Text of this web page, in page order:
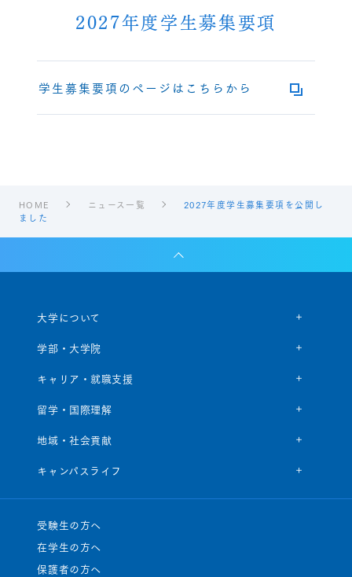
2027年度学生募集要項
学生募集要項のページはこちらから
HOME ニュース一覧
2027年度学生募集要項を公開し
ました
大学について
学部・大学院
キャリア・就職支援
留学・国際理解
地域・社会貢献
キャンパスライフ
受験生の方へ
在学生の方へ
保護者の方へ